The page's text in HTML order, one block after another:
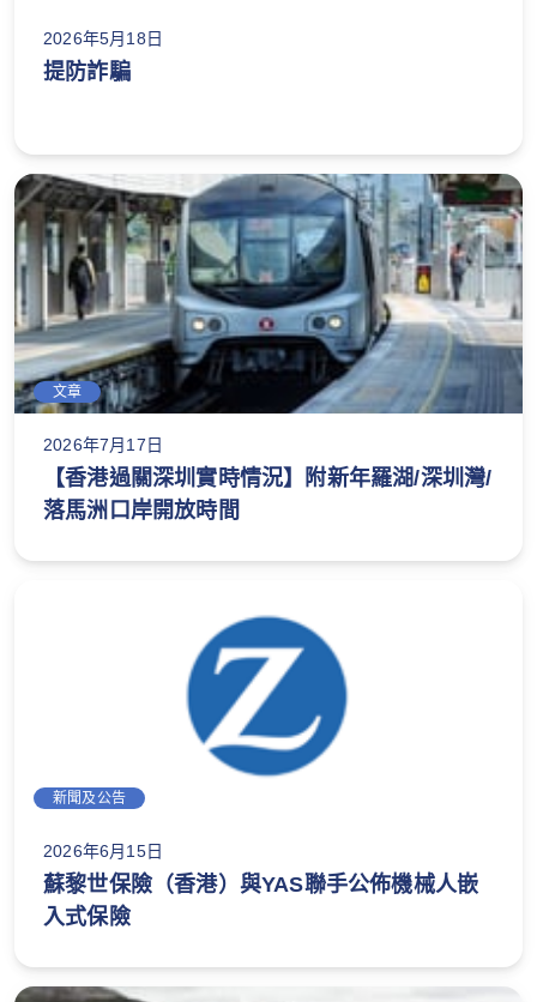
2026年5月18日
提防詐騙
文章
2026年7月17日
【香港過關深圳實時情況】附新年羅湖/深圳灣/
落馬洲口岸開放時間
新聞及公告
2026年6月15日
蘇黎世保險（香港）與YAS聯手公佈機械人嵌
入式保險